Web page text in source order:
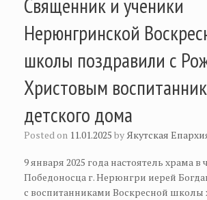
Нерюнгринской
школы поздравили с
Христовым
детского дома
Posted on 11.01.2025 byЯкутская
9 января 2025 года настоятель храма в
Победоносца г. Нерюнгри иерей
с воспитанниками Воскресной школы